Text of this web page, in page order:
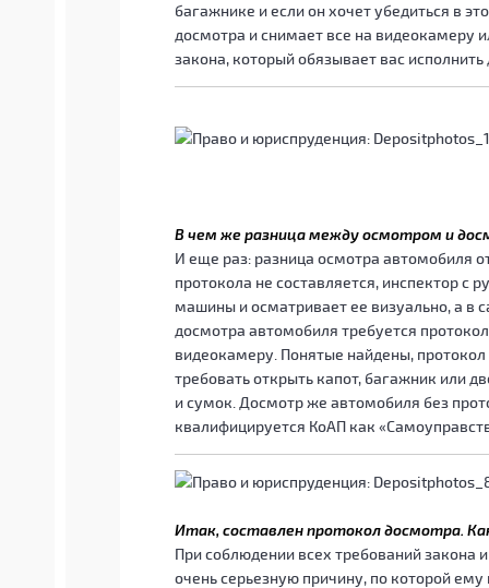
багажнике и если он хочет убедиться в
досмотра и снимает все на видеокамеру
закона, который обязывает вас
В чем же разница между осмотром и
И еще раз: разница осмотра автомобиля
протокола не составляется, инспектор с
машины и осматривает ее визуально, а в
досмотра автомобиля требуется
видеокамеру. Понятые найдены,
требовать открыть капот, багажник или
и сумок. Досмотр же автомобиля без
квалифицируется КоАП как
Итак, составлен протокол досмотра.
При соблюдении всех требований закона
очень серьезную причину, по которой